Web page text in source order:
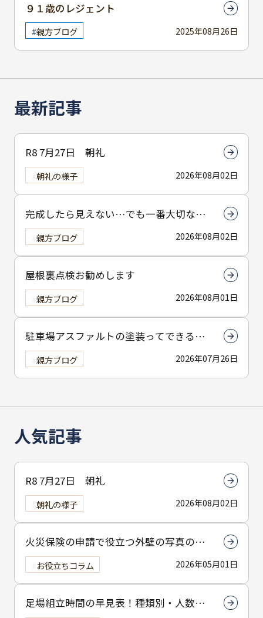
最新記事
R8 7月27日 朝礼
2026年08月02日
朝礼の様子
完成したら見えない…でも一番大切なん
は下塗りです
2026年08月02日
親方ブログ
屋根裏点検お勧めします
2026年08月01日
親方ブログ
駐車場アスファルトの塗装ってできる
の？
2026年07月26日
親方ブログ
人気記事
R8 7月27日 朝礼
2026年08月02日
朝礼の様子
火災保険の申請で役立つ外壁の写真の撮
り方とは？撮影のコツを解説
2026年05月01日
お役立ちコラム
足場組立時間の早見表！種類別・人数別
2025年08月26日
９１歳のレジェント
親方ブログ